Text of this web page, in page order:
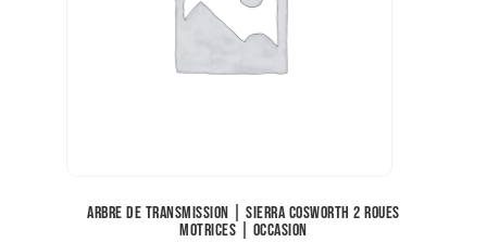
Arbre de transmission | Sierra Cosworth 2 roues
motrices | Occasion